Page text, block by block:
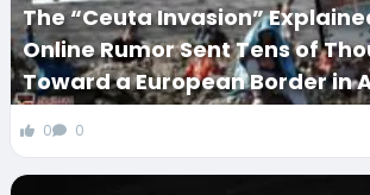
The “Ceuta Invasion”
Online Rumor Sent Tens of
Toward a European Border in
0 0